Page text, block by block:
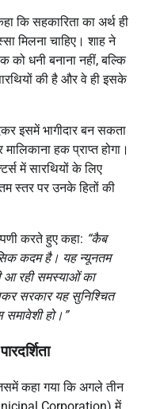
कि सहकारिता का अर्थ ही
मिलना चाहिए। शाह ने
को धनी बनाना नहीं, बल्कि
की है और वे ही इसके
इसमें भागीदार बन सकता
हक प्राप्त होगा।
में सारथियों के लिए
स्तर पर उनके हितों की
करते हुए कहा: “कैब
कदम है। यह न्यूनतम
रही समस्याओं का
सरकार यह सुनिश्चित
समावेशी हो।”
कहा गया कि अगले तीन
Corporation) में